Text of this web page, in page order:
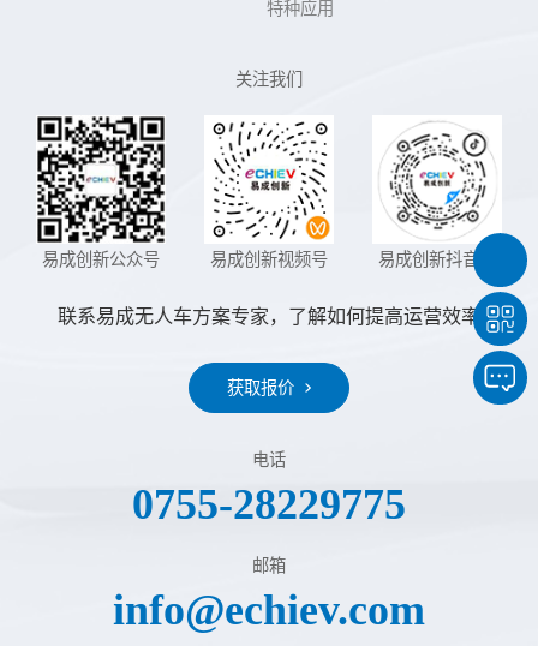
特种应用
关注我们
易成创新公众号 易成创新视频号 易成创新抖音号
联系易成无人车方案专家，了解如何提高运营效率
获取报价
电话
0755-28229775
邮箱
info@echiev.com